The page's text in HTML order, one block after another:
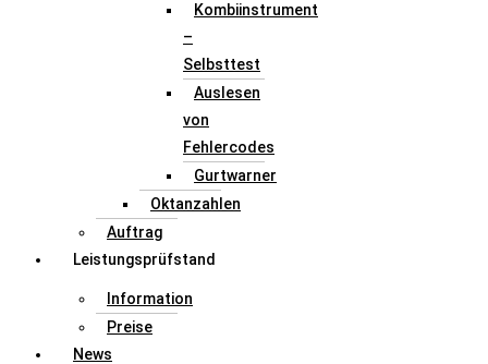
Kombiinstrument
–
Selbsttest
Auslesen
von
Fehlercodes
Gurtwarner
Oktanzahlen
Auftrag
Leistungsprüfstand
Information
Preise
News